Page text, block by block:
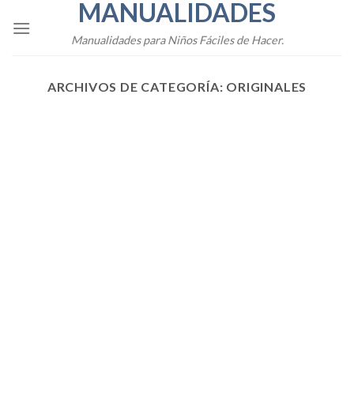
MANUALIDADES
Manualidades para Niños Fáciles de Hacer.
ARCHIVOS DE CATEGORÍA: ORIGINALES